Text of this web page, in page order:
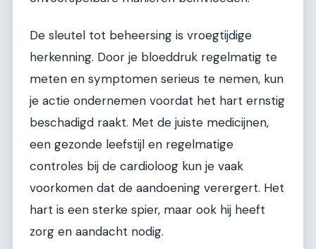
De sleutel tot beheersing is vroegtijdige
herkenning. Door je bloeddruk regelmatig te
meten en symptomen serieus te nemen, kun
je actie ondernemen voordat het hart ernstig
beschadigd raakt. Met de juiste medicijnen,
een gezonde leefstijl en regelmatige
controles bij de cardioloog kun je vaak
voorkomen dat de aandoening verergert. Het
hart is een sterke spier, maar ook hij heeft
zorg en aandacht nodig.